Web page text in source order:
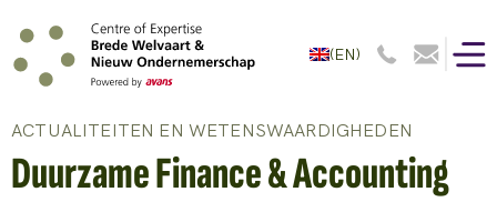
(EN)
ACTUALITEITEN EN WETENSWAARDIGHEDEN
Duurzame Finance & Accounting